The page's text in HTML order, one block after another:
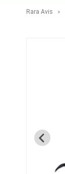
Rara Avis